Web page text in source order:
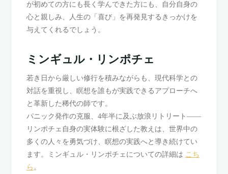
が初めての方にも長く学んできた方にも、自分自身の
心と親しみ、人生の「喜び」を再発見するきっかけを
与えてくれるでしょう。
ミンギュル・リンポチェ
若き日から厳しい修行を積みながらも、現代科学との
対話を重視し、瞑想を誰もが実践できるアプローチへ
と革新した稀代の師です。
パニック発作の克服、4年半に及ぶ放浪リトリート――
リンポチェ自身の実体験に根ざした教えは、世界中の
多くの人々を勇気づけ、瞑想の実践へと導き続けてい
ます。ミンギュル・リンポチェについての詳細は こち
ら 。